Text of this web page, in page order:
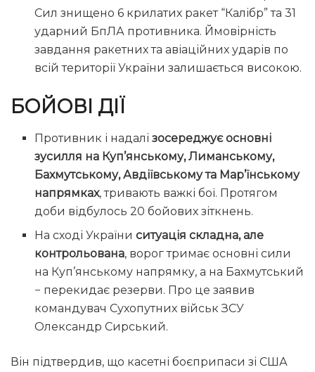
Сил знищено 6 крилатих ракет “Калібр” та 31
ударний БпЛА противника. Ймовірність
завдання ракетних та авіаційних ударів по
всій території України залишається високою.
БОЙОВІ ДІЇ
Противник і надалізосереджує основні
зусилля на Куп’янському, Лиманському,
Бахмутському, Авдіївському та Мар’їнському
напрямках, тривають важкі бої. Протягом
доби відбулось 20 бойових зіткнень.
На сході Україниситуація складна, але
контрольована, ворог тримає основні сили
на Куп’янському напрямку, а на Бахмутський
− перекидає резерви. Про це заявив
командувач Сухопутних військ ЗСУ
Олександр Сирський.
Він підтвердив, що касетні боєприпаси зі США